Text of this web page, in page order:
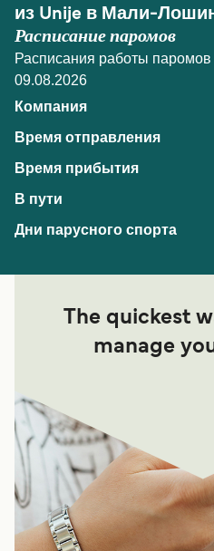
из Unije в Мали-
Расписание паромов
Расписания работы
09.08.2026
The quickest
manage